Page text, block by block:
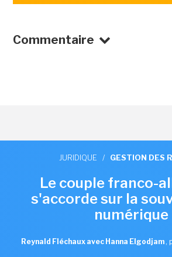
Commentaire
JURIDIQUE / GESTION DES
Le couple franco-
s'accorde sur la
numérique
Reynald Fléchaux avec Hanna Elgodjam ,